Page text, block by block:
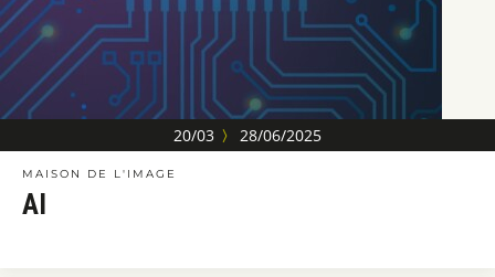
20/03 〉 28/06/2025
MAISON DE L'IMAGE
AI